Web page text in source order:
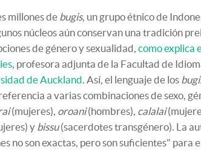
millones de bugis, un grupo étnico de
núcleos aún conservan una tradición
de género y sexualidad, como explica
, profesora adjunta de la Facultad de
de Auckland. Así, el lenguaje de los
a varias combinaciones de sexo,
(mujeres), oroani(hombres), calalai
y bissu(sacerdotes transgénero). La
no son exactas, pero son suficientes" para